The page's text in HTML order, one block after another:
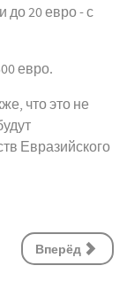
до 20 евро - с
евро.
что это не
Евразийского
Вперёд